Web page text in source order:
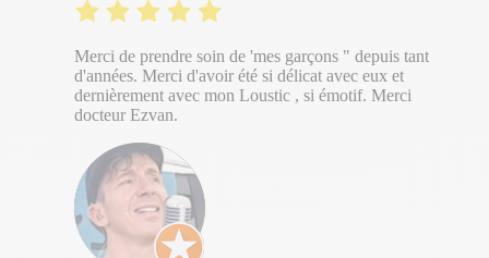
Merci de prendre soin de 'mes garçons " depuis tant
d'années. Merci d'avoir été si délicat avec eux et
dernièrement avec mon Loustic , si émotif. Merci
docteur Ezvan.